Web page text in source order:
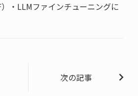
・LLMファインチューニングに
次の記事